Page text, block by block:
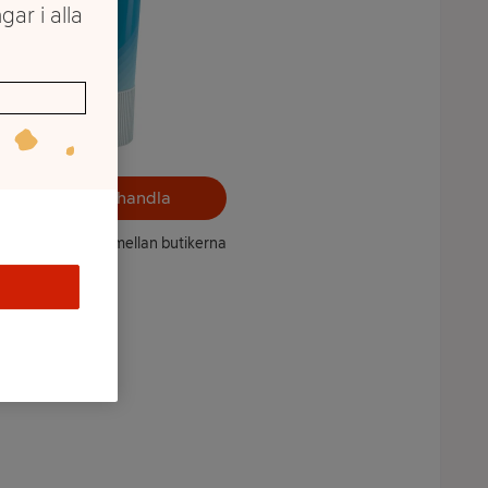
Välj butik och handla
kan variera mellan butikerna
i alla